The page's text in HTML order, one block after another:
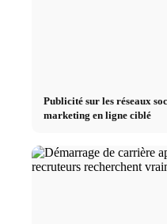
Publicité sur les réseaux
marketing en ligne ciblé